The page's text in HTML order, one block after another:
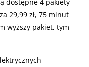
dostępne 4 pakiety
29,99 zł, 75 minut
wyższy pakiet, tym